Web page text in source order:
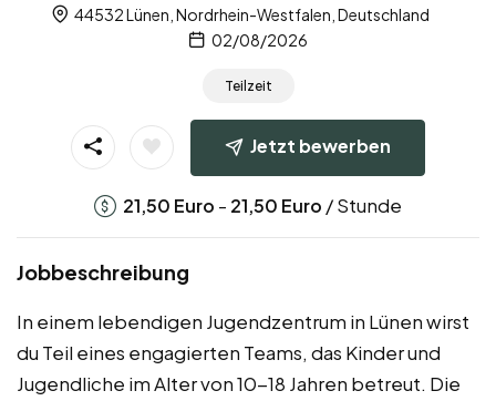
44532 Lünen, Nordrhein-Westfalen, Deutschland
02/08/2026
Teilzeit
Jetzt bewerben
21,50 Euro - 21,50 Euro / Stunde
Jobbeschreibung
In einem lebendigen Jugendzentrum in Lünen wirst
du Teil eines engagierten Teams, das Kinder und
Jugendliche im Alter von 10-18 Jahren betreut. Die